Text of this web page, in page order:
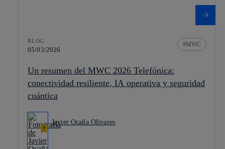
BLOG
05/03/2026
MWC
Un resumen del MWC 2026 Telefónica:
conectividad resiliente, IA operativa y seguridad
cuántica
Javier Ocaña Olivares